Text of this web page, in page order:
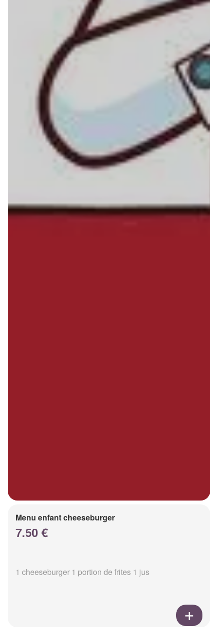
Menu enfant cheeseburger
7.50 €
1 cheeseburger 1 portion de frites 1 jus